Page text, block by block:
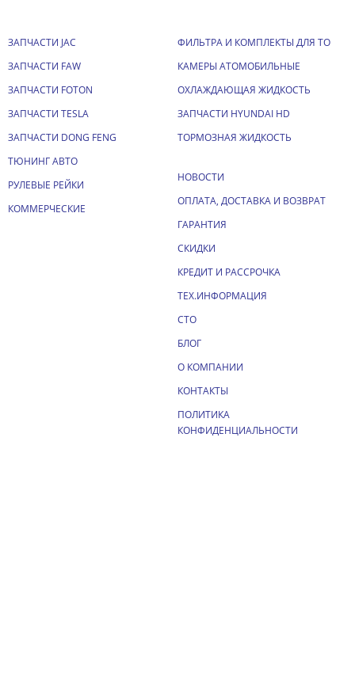
ЗАПЧАСТИ JAC
ЗАПЧАСТИ FAW
ЗАПЧАСТИ FOTON
ЗАПЧАСТИ TESLA
ЗАПЧАСТИ DONG FENG
ТЮНИНГ АВТО
РУЛЕВЫЕ РЕЙКИ
КОММЕРЧЕСКИЕ
ФИЛЬТРА И КОМПЛЕКТЫ ДЛЯ ТО
КАМЕРЫ АТОМОБИЛЬНЫЕ
ОХЛАЖДАЮЩАЯ ЖИДКОСТЬ
ЗАПЧАСТИ HYUNDAI HD
ТОРМОЗНАЯ ЖИДКОСТЬ
НОВОСТИ
ОПЛАТА, ДОСТАВКА И ВОЗВРАТ
ГАРАНТИЯ
СКИДКИ
КРЕДИТ И РАССРОЧКА
ТЕХ.ИНФОРМАЦИЯ
СТО
БЛОГ
О КОМПАНИИ
КОНТАКТЫ
ПОЛИТИКА
КОНФИДЕНЦИАЛЬНОСТИ